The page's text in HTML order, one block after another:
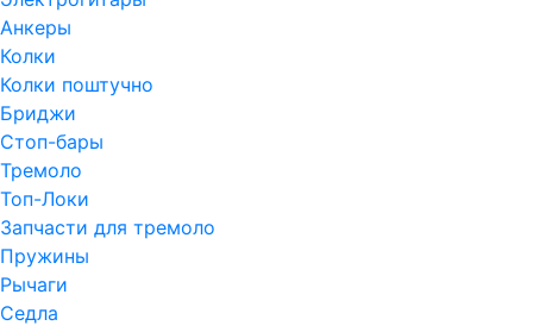
Анкеры
Колки
Колки поштучно
Бриджи
Стоп-бары
Тремоло
Топ-Локи
Запчасти для тремоло
Пружины
Рычаги
Седла